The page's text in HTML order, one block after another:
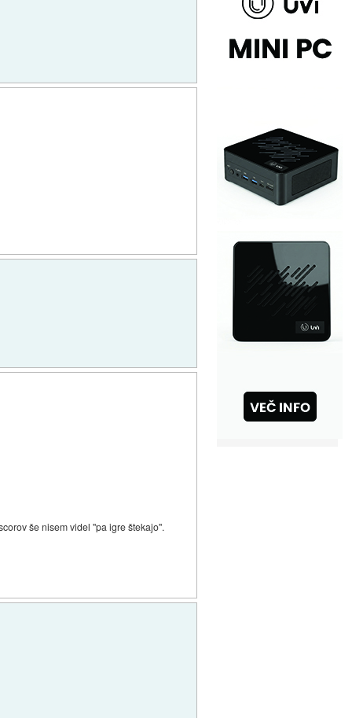
še nisem videl "pa igre štekajo".